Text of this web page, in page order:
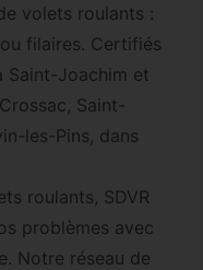
volets roulants :
filaires. Certifiés
Saint-Joachim et
Saint-
les-Pins, dans
roulants, SDVR
problèmes avec
Notre réseau de